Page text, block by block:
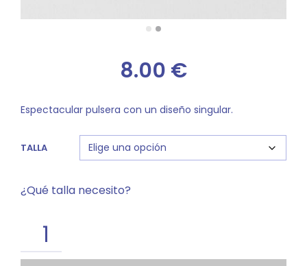
8.00 €
Espectacular pulsera con un diseño singular.
TALLA
¿Qué talla necesito?